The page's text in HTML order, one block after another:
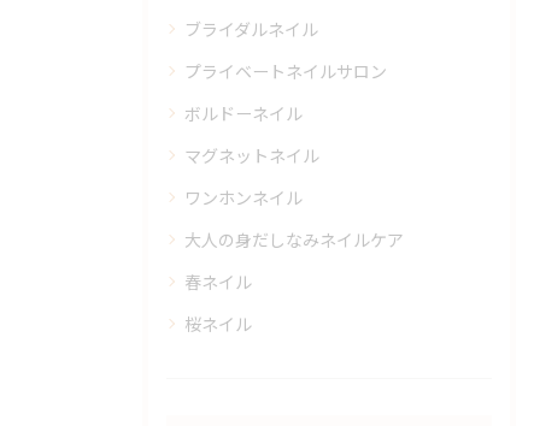
ブライダルネイル
プライベートネイルサロン
ボルドーネイル
マグネットネイル
ワンホンネイル
大人の身だしなみネイルケア
春ネイル
桜ネイル